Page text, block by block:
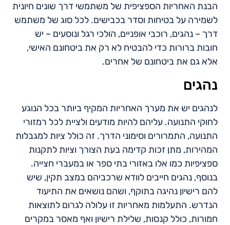
הבנת האחריות הספציפית של משתמשי דרך שונים חיונית
לשמירה על בטיחות וסדר בכבישים. לכל סוג של משתמש
דרך – נהגים, רוכבי אופניים, הולכי רגל ונוסעים – יש
חובות ברורות כדי להבטיח לא רק את ביטחונם האישי,
אלא גם את ביטחונם של אחרים.
נהגים
לנהגים יש את מערך האחריות המקיף ביותר בכל הנוגע
לחוקי התנועה. עליהם להיות מודעים ולציית לכל רמזורי
התנועה, התמרורים וסימוני הדרך. זה כולל ציות למגבלות
המהירות, מתן זכות קדימה בעת הצורך וציות לתקנות
ספציפיות כמו אלו באזורי בתי ספר או במעברי חצייה.
בנוסף, נהגים חייבים לוודא שרכביהם במצב תקין, שיש
להם רישיון נהיגה בתוקף, ושהם נושאים את התיעוד
הנדרש. התעלמות מאחריות זו עלולה לגרום לתוצאות
חמורות, כולל קנסות, שלילת רישיון ואף מאסר במקרים